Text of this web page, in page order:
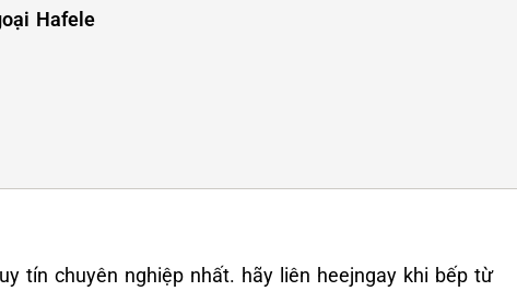
Hafele
tín chuyên nghiệp nhất. hãy liên heejngay khi bếp từ